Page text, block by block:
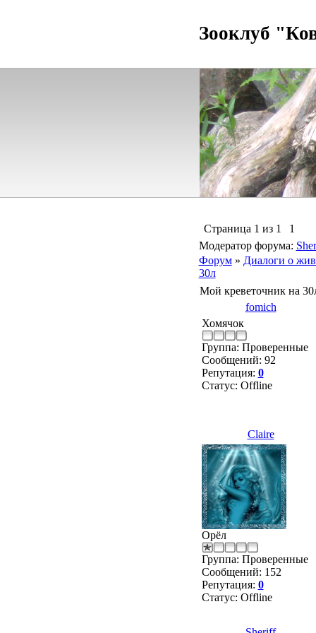
Зооклуб
Страница 1 из 1
1
Модератор форума:
Форум » Диалоги о
30л
Мой креветочник на
fomich
Хомячок
Группа: Проверенные
Сообщений: 92
Репутация: 0
Статус: Offline
Claire
Орёл
Группа: Проверенные
Сообщений: 152
Репутация: 0
Статус: Offline